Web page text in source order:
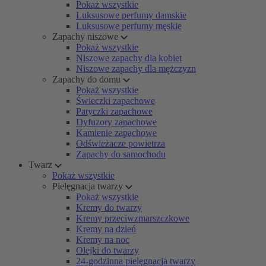
Pokaż wszystkie
Luksusowe perfumy damskie
Luksusowe perfumy męskie
Zapachy niszowe
Pokaż wszystkie
Niszowe zapachy dla kobiet
Niszowe zapachy dla mężczyzn
Zapachy do domu
Pokaż wszystkie
Świeczki zapachowe
Patyczki zapachowe
Dyfuzory zapachowe
Kamienie zapachowe
Odświeżacze powietrza
Zapachy do samochodu
Twarz
Pokaż wszystkie
Pielęgnacja twarzy
Pokaż wszystkie
Kremy do twarzy
Kremy przeciwzmarszczkowe
Kremy na dzień
Kremy na noc
Olejki do twarzy
24-godzinna pielęgnacja twarzy